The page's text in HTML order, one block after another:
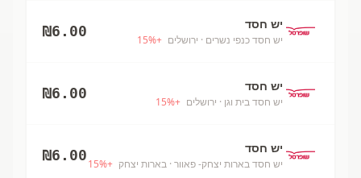
יש חסד
יש חסד כנפי נשרים · ירושלים +
15%
₪6.00
יש חסד
יש חסד בית וגן · ירושלים +
15%
₪6.00
יש חסד
יש חסד בארות יצחק- פאוור · בארות יצחק +
15%
₪6.00